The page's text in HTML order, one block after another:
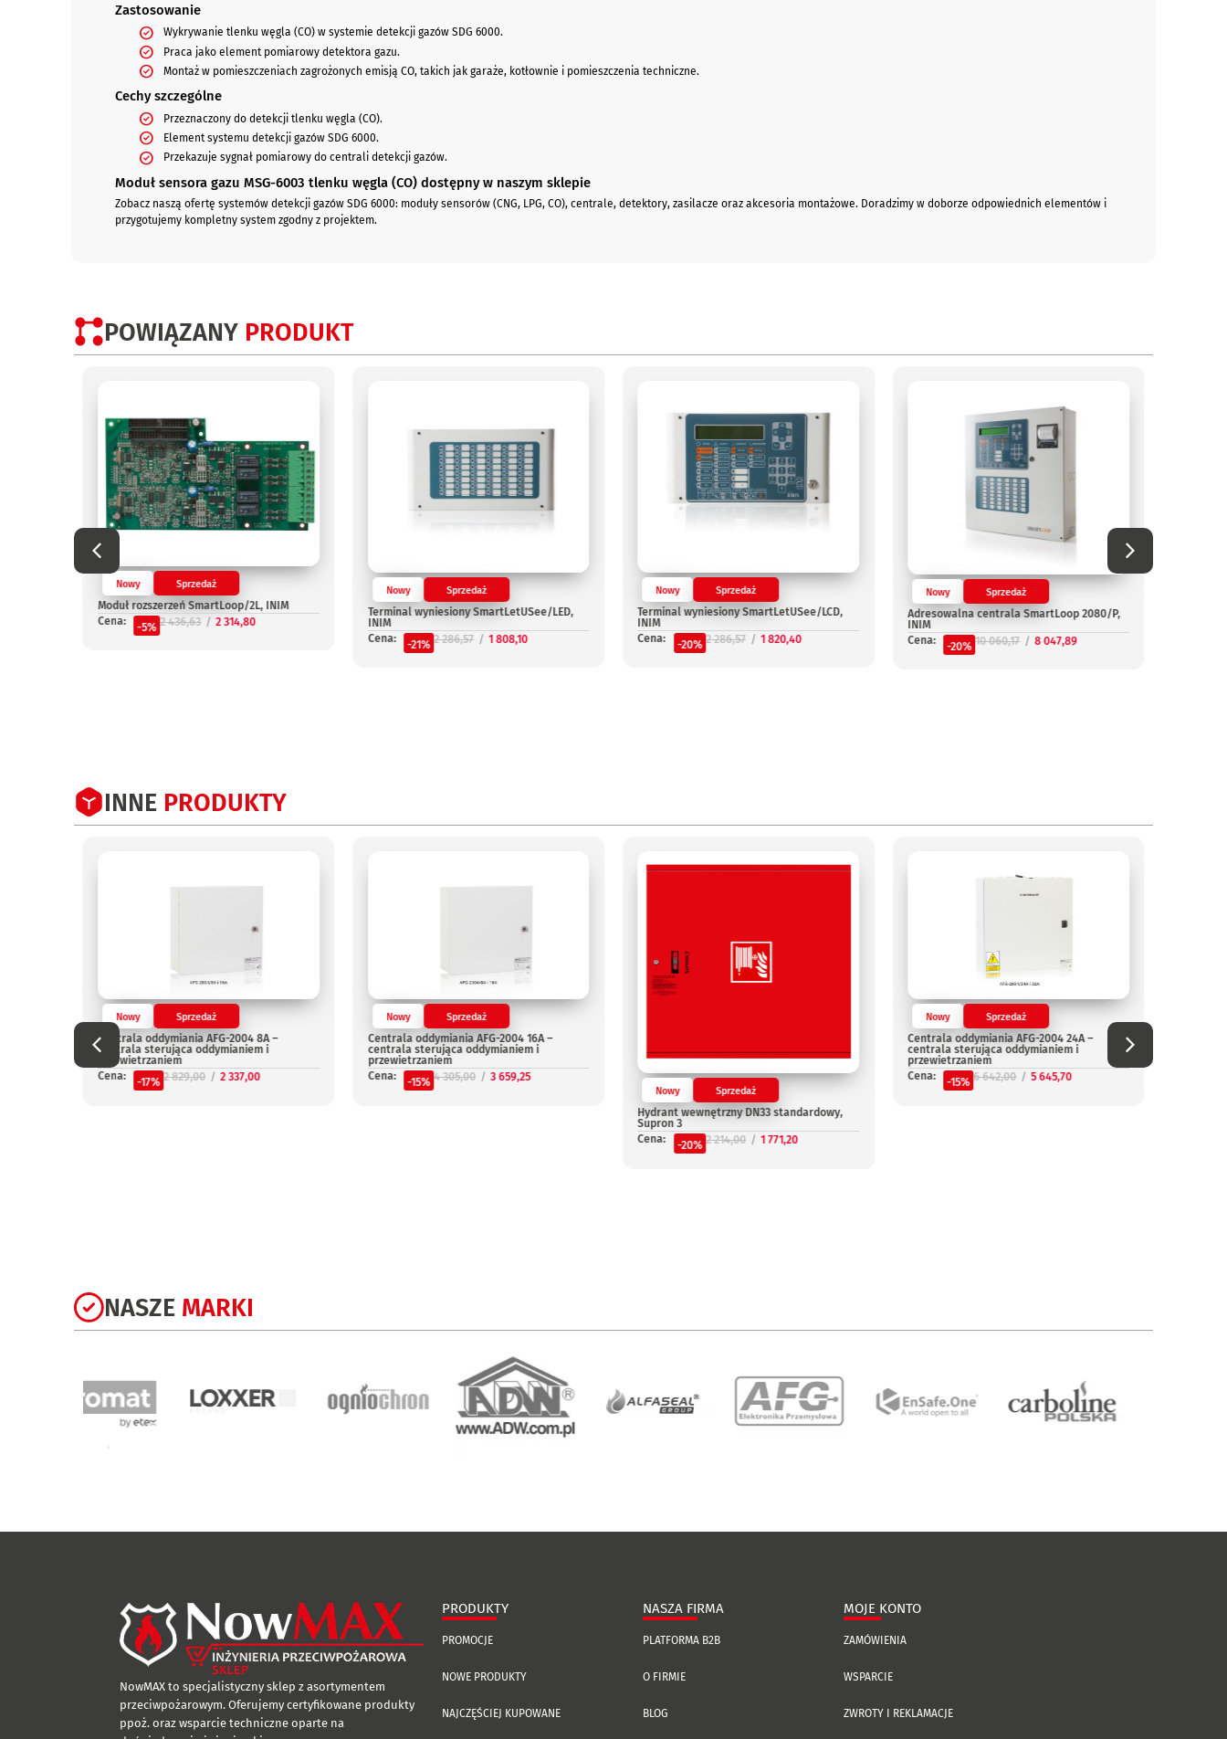
Zastosowanie
Wykrywanie tlenku węgla (CO) w systemie detekcji gazów SDG 6000.
Praca jako element pomiarowy detektora gazu.
Montaż w pomieszczeniach zagrożonych emisją CO, takich jak garaże, kotłownie i pomieszczenia techniczne.
Cechy szczególne
Przeznaczony do detekcji tlenku węgla (CO).
Element systemu detekcji gazów SDG 6000.
Przekazuje sygnał pomiarowy do centrali detekcji gazów.
Moduł sensora gazu MSG-6003 tlenku węgla (CO) dostępny w naszym sklepie
Zobacz naszą ofertę systemów detekcji gazów SDG 6000: moduły sensorów (CNG, LPG, CO), centrale, detektory, zasilacze oraz akcesoria montażowe. Doradzimy w doborze odpowiednich elementów i
przygotujemy kompletny system zgodny z projektem.
POWIĄZANY PRODUKT
Nowy Sprzedaż
Moduł rozszerzeń SmartLoop/2L, INIM
Cena:
-5% 2 436,63 2 314,80
Nowy Sprzedaż
Terminal wyniesiony SmartLetUSee/LED,
INIM
Cena:
-21% 2 286,57 1 808,10
Nowy Sprzedaż
Terminal wyniesiony SmartLetUSee/LCD,
INIM
Cena:
-20% 2 286,57 1 820,40
Nowy Sprzedaż
Adresowalna centrala SmartLoop 2080/P,
INIM
Cena:
-20% 10 060,17 8 047,89
INNE PRODUKTY
Nowy Sprzedaż
Centrala oddymiania AFG-2004 8A –
centrala sterująca oddymianiem i
przewietrzaniem
Cena:
-17% 2 829,00 2 337,00
Nowy Sprzedaż
Centrala oddymiania AFG-2004 16A –
centrala sterująca oddymianiem i
przewietrzaniem
Cena:
-15% 4 305,00 3 659,25
Nowy Sprzedaż
Hydrant wewnętrzny DN33 standardowy,
Supron 3
Cena:
-20% 2 214,00 1 771,20
Nowy Sprzedaż
Centrala oddymiania AFG-2004 24A –
centrala sterująca oddymianiem i
przewietrzaniem
Cena:
-15% 6 642,00 5 645,70
NASZE MARKI
NowMAX to specjalistyczny sklep z asortymentem
przeciwpożarowym. Oferujemy certyfikowane produkty
ppoż. oraz wsparcie techniczne oparte na
PRODUKTY
PROMOCJE
NOWE PRODUKTY
NAJCZĘŚCIEJ KUPOWANE
NASZA FIRMA
PLATFORMA B2B
O FIRMIE
BLOG
MOJE KONTO
ZAMÓWIENIA
WSPARCIE
ZWROTY I REKLAMACJE